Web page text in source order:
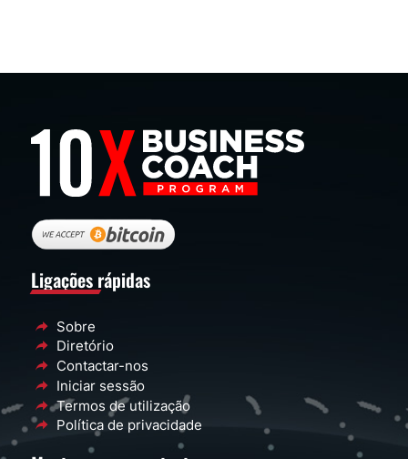
Ligações rápidas
Sobre
Diretório
Contactar-nos
Iniciar sessão
Termos de utilização
Política de privacidade